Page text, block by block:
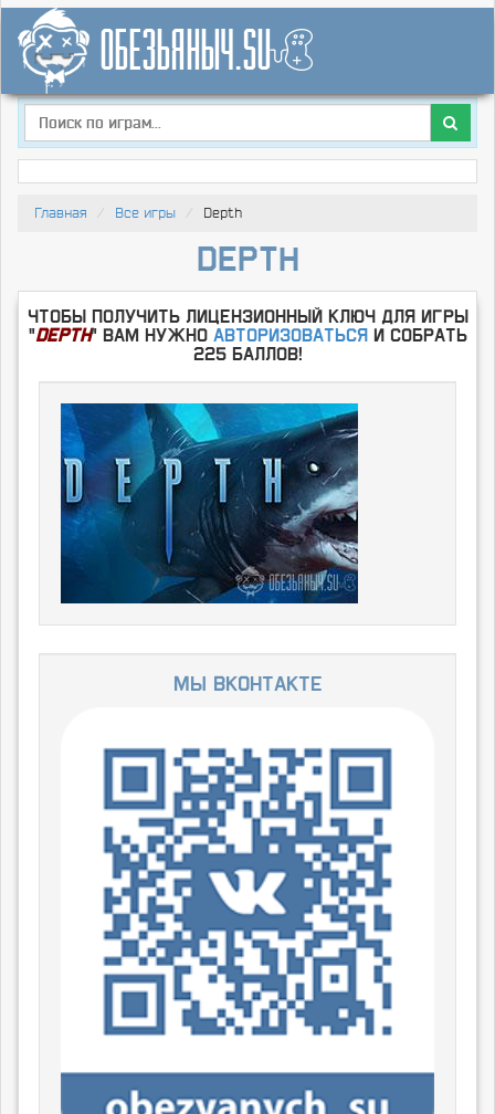
Главная Все игры Depth
Depth
Чтобы получить лицензионный ключ для игры
"Depth" Вам нужно Авторизоваться и собрать
225 баллов!
Мы ВКонтакте